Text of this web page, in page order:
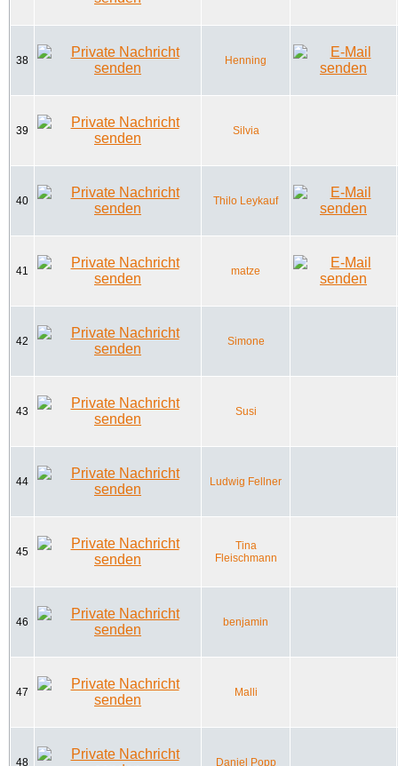
38 Henning
39 Silvia
40 Thilo Leykauf
41 matze
42 Simone
43 Susi
44 Ludwig Fellner
45
Tina
Fleischmann
46 benjamin
47 Malli
48 Daniel Popp